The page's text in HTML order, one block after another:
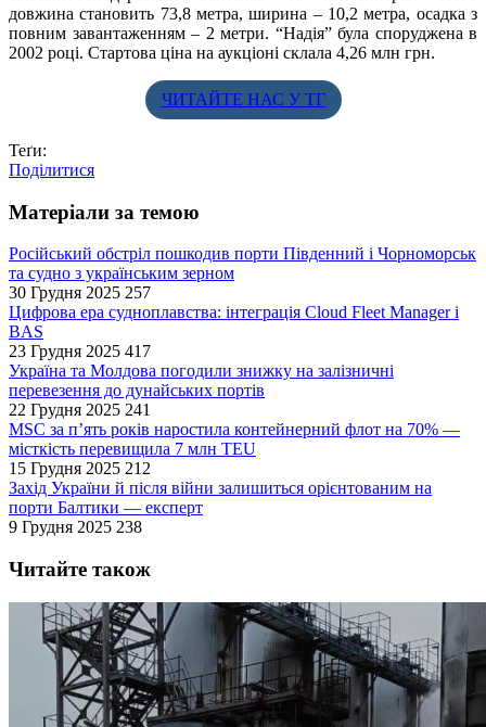
довжина становить 73,8 метра, ширина – 10,2 метра, осадка з
повним завантаженням – 2 метри. “Надія” була споруджена в
2002 році. Стартова ціна на аукціоні склала 4,26 млн грн.
ЧИТАЙТЕ НАС У ТГ
Теґи:
Поділитися
Матеріали за темою
Російський обстріл пошкодив порти Південний і Чорноморськ
та судно з українським зерном
30 Грудня 2025 257
Цифрова ера судноплавства: інтеграція Cloud Fleet Manager і
BAS
23 Грудня 2025 417
Україна та Молдова погодили знижку на залізничні
перевезення до дунайських портів
22 Грудня 2025 241
MSC за п’ять років наростила контейнерний флот на 70% —
місткість перевищила 7 млн TEU
15 Грудня 2025 212
Захід України й після війни залишиться орієнтованим на
порти Балтики — експерт
9 Грудня 2025 238
Читайте також